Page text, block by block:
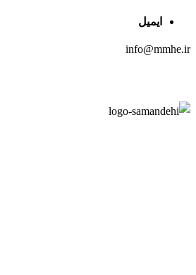
ایمیل
info@mmhe.ir